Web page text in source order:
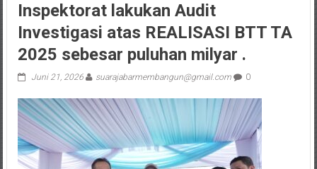
Inspektorat lakukan Audit
Investigasi atas REALISASI BTT TA
2025 sebesar puluhan milyar .
Juni 21, 2026 suarajabarmembangun@gmail.com 0